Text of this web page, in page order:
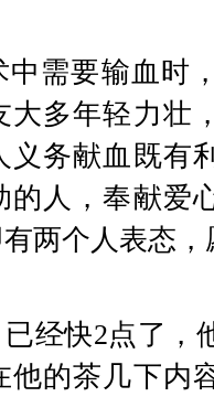
大多年轻力壮
义务献血既有
的人，奉献爱
两个人表态
他的茶几下内